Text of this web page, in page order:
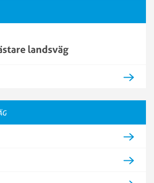
landsväg